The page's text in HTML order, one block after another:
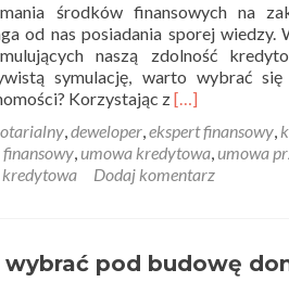
środków finansowych na
od nas posiadania sporej wiedzy.
naszą zdolność
symulację, warto wybrać
Korzystając zRead
about
Z
czego
hipoteczny?
[…]
,deweloper,ekspert finansowy,
,umowa kredytowa,umowa
kredytowa Dodaj komentarz
pod budowę